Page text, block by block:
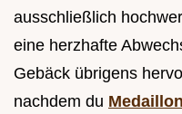
ausschließlich
eine herzhafte
Gebäck übrigens
nachdem du